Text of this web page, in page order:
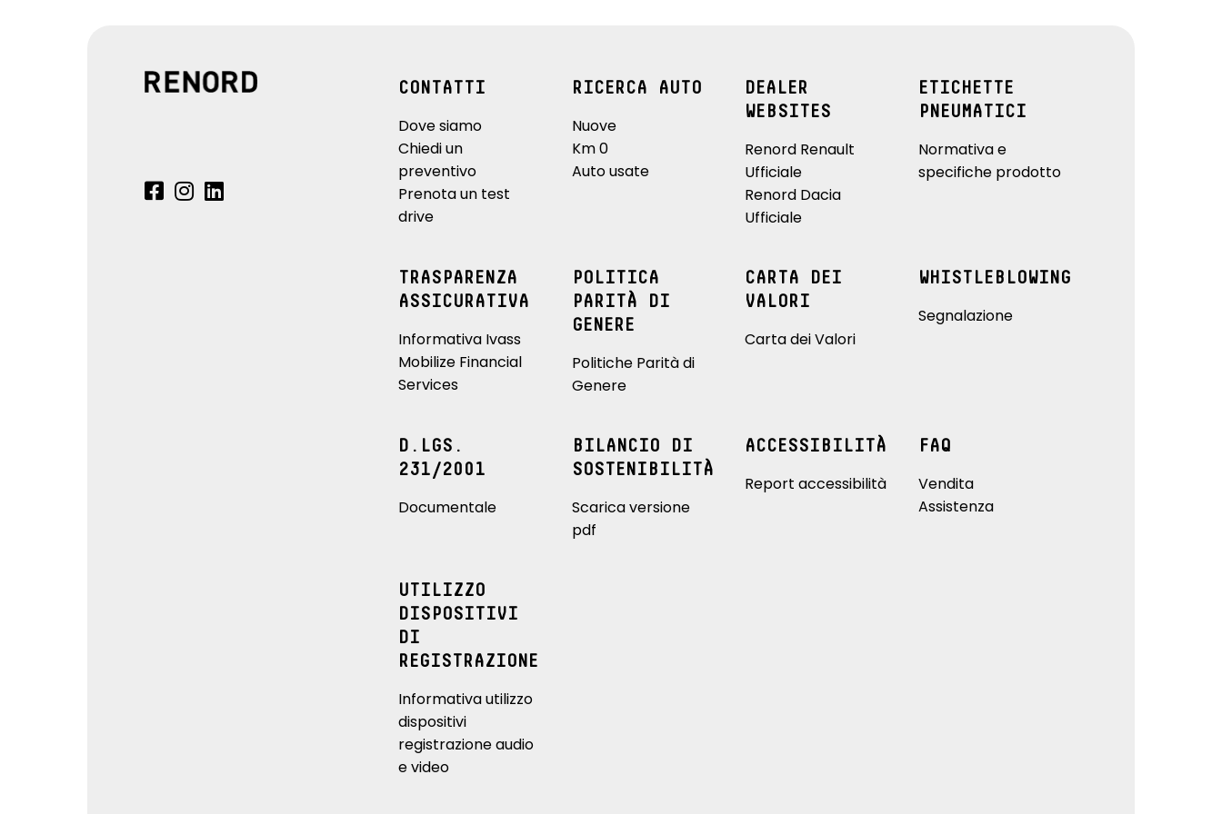
CONTATTI
Dove siamo
Chiedi un
preventivo
Prenota un test
drive
RICERCA AUTO
Nuove
Km 0
Auto usate
DEALER
WEBSITES
Renord Renault
Ufficiale
Renord Dacia
Ufficiale
ETICHETTE
PNEUMATICI
Normativa e
specifiche prodotto
TRASPARENZA
ASSICURATIVA
Informativa Ivass
Mobilize Financial
Services
POLITICA
PARITÀ DI
GENERE
Politiche Parità di
Genere
CARTA DEI
VALORI
Carta dei Valori
WHISTLEBLOWING
Segnalazione
D.LGS.
231/2001
Documentale
BILANCIO DI
SOSTENIBILITÀ
Scarica versione
pdf
ACCESSIBILITÀ
Report accessibilità
FAQ
Vendita
Assistenza
UTILIZZO
DISPOSITIVI
DI
REGISTRAZIONE
Informativa utilizzo
dispositivi
registrazione audio
e video